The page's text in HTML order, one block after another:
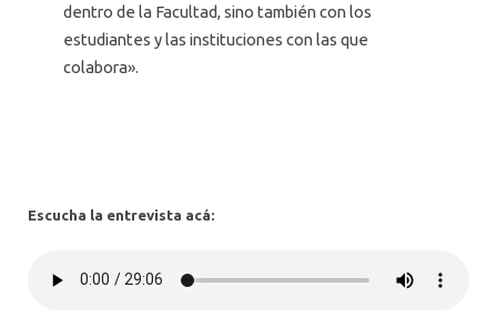
dentro de la Facultad, sino también con los
estudiantes y las instituciones con las que
colabora».
Escucha la entrevista acá: